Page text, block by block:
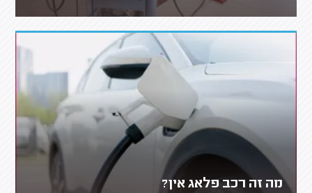
מה זה רכב פלאג אין?